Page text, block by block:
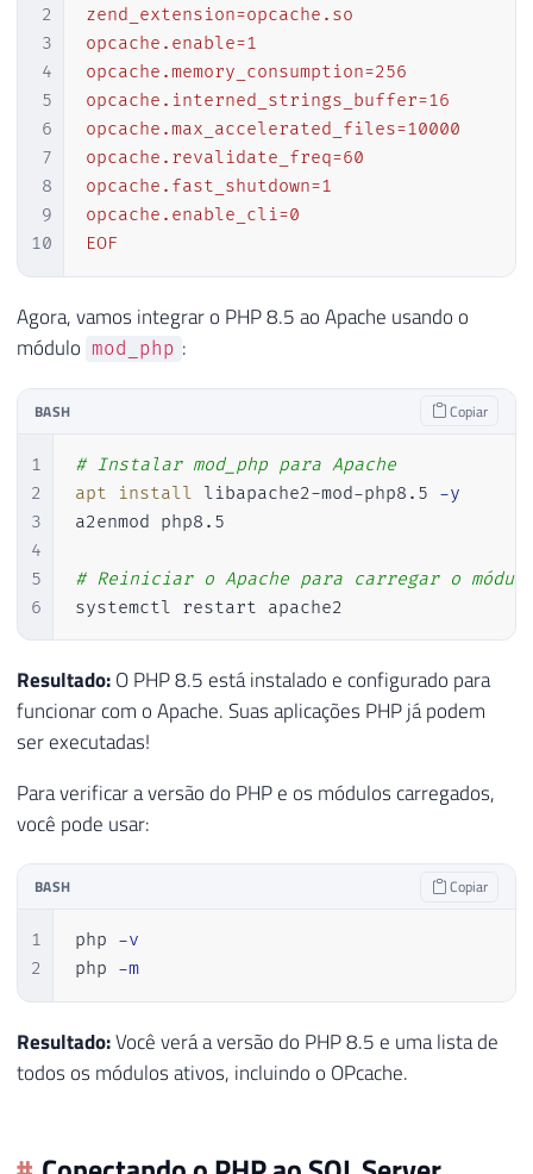
2
3
4
5
6
7
8
9
10
zend_extension=opcache.so
opcache.enable=1
opcache.memory_consumption=256
opcache.interned_strings_buffer=16
opcache.max_accelerated_files=10000
opcache.revalidate_freq=60
opcache.fast_shutdown=1
opcache.enable_cli=0
EOF
Agora, vamos integrar o PHP 8.5 ao Apache usando o
módulo mod_php :
BASH Copiar
1
2
3
4
5
6
# Instalar mod_php para Apache
apt
install libapache2-mod-php8.5 -y
a2enmod php8.5
# Reiniciar o Apache para carregar o
systemctl restart apache2
Resultado:O PHP 8.5 está instalado e configurado para
funcionar com o Apache. Suas aplicações PHP já podem
ser executadas!
Para verificar a versão do PHP e os módulos carregados,
você pode usar:
BASH Copiar
1
2
php -v
php -m
Resultado:Você verá a versão do PHP 8.5 e uma lista de
todos os módulos ativos, incluindo o OPcache.